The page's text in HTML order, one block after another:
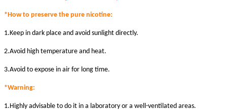
*How to preserve the pure nicotine:
1.Keep in dark place and avoid sunlight directly.
2.Avoid high temperature and heat.
3.Avoid to expose in air for long time.
*Warning:
1.Highly advisable to do it in a laboratory or a well-ventilated areas.